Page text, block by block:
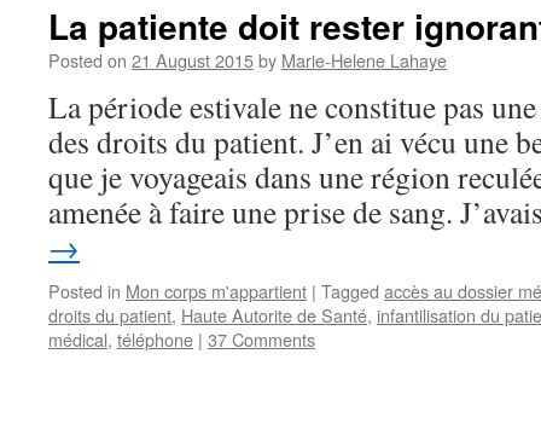
La patiente doit rester
Posted on 21 August 2015by Marie-Helene Lahaye
La période estivale ne constitue pas
des droits du patient. J’en ai vécu une
que je voyageais dans une région
amenée à faire une prise de sang.
→
Posted in Mon corps m'appartient | Tagged accès au dossier
droits du patient, Haute Autorite de Santé, infantilisation du
médical, téléphone | 37 Comments